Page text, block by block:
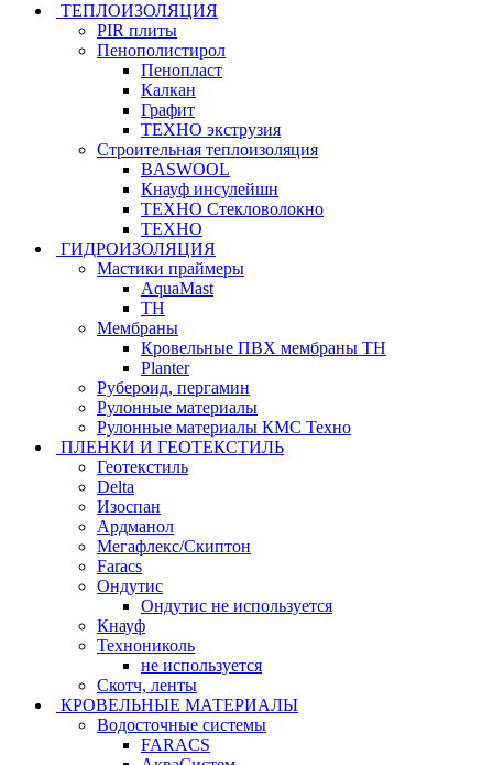
ТЕПЛОИЗОЛЯЦИЯ
PIR плиты
Пенополистирол
Пенопласт
Калкан
Графит
ТЕХНО экструзия
Строительная теплоизоляция
BASWOOL
Кнауф инсулейшн
ТЕХНО Стекловолокно
ТЕХНО
ГИДРОИЗОЛЯЦИЯ
Мастики праймеры
AquaMast
ТН
Мембраны
Кровельные ПВХ мембраны ТН
Planter
Рубероид, пергамин
Рулонные материалы
Рулонные материалы КМС Техно
ПЛЕНКИ И ГЕОТЕКСТИЛЬ
Геотекстиль
Delta
Изоспан
Ардманол
Мегафлекс/Скиптон
Faracs
Ондутис
Ондутис не используется
Кнауф
Технониколь
не используется
Скотч, ленты
КРОВЕЛЬНЫЕ МАТЕРИАЛЫ
Водосточные системы
FARACS